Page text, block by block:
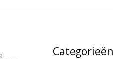
Categorieën